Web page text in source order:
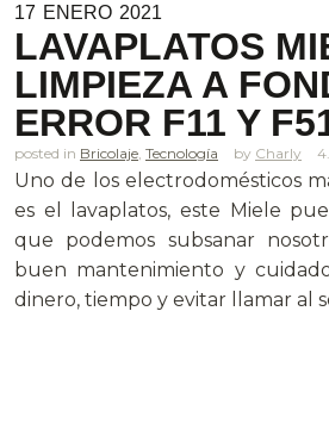
17 ENERO 2021
LAVAPLATOS
LIMPIEZA A
ERROR F11 Y
posted in Bricolaje Tecnología Charly
Uno de los electrodomésticos
es el lavaplatos, este Miele
que podemos subsanar
buen mantenimiento y
dinero, tiempo y evitar llamar al